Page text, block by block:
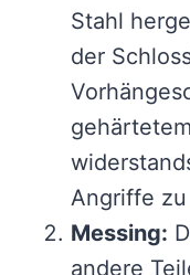
Stahl
der
Angriffe
Messing:
andere